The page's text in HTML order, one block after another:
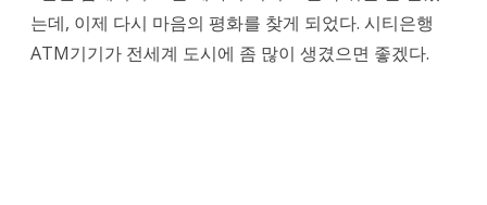
는데, 이제 다시 마음의 평화를 찾게 되었다. 시티은행
ATM기기가 전세계 도시에 좀 많이 생겼으면 좋겠다.